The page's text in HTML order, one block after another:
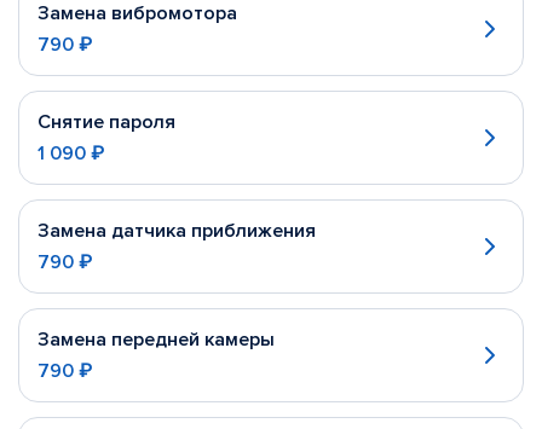
Замена вибромотора
790 ₽
Снятие пароля
1 090 ₽
Замена датчика приближения
790 ₽
Замена передней камеры
790 ₽